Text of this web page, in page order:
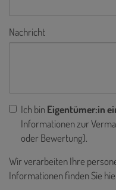
Nachricht
Ich binEigentümer:in
Informationen zur
oder Bewertung).
Wir verarbeiten Ihre
Informationen finden Sie